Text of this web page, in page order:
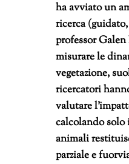
ha avviato un
ricerca
professor
misurare le
vegetazione,
ricercatori
valutare
calcolando solo
animali
parziale e